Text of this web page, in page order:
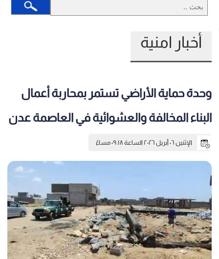
أخبار امنية
وحدة حماية الأراضي تستمر بمحاربة أعمال
البناء المخالفة والعشوائية في العاصمة عدن
الإثنين ٠٦ أبريل ٢٠٢٦ الساعة ٠٩:١٨ مساءً